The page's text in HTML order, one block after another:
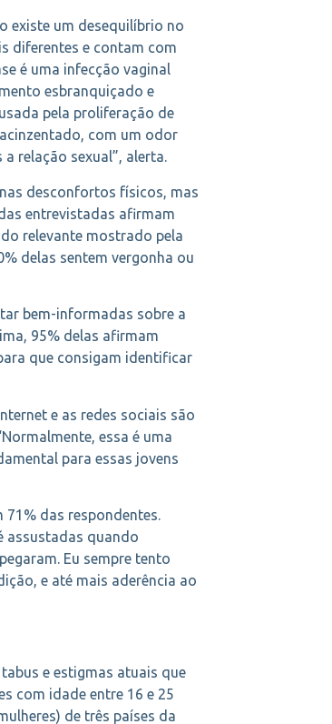
existe um desequilíbrio no
diferentes e contam com
é uma infecção vaginal
esbranquiçado e
pela proliferação de
com um odor
relação sexual”, alerta.
desconfortos físicos, mas
entrevistadas afirmam
relevante mostrado pela
delas sentem vergonha ou
bem-informadas sobre a
95% delas afirmam
que consigam identificar
e as redes sociais são
essa é uma
para essas jovens
das respondentes.
assustadas quando
Eu sempre tento
e até mais aderência ao
e estigmas atuais que
com idade entre 16 e 25
de três países da